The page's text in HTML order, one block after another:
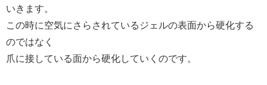
いきます。
この時に空気にさらされているジェルの表面から硬化する
のではなく
爪に接している面から硬化していくのです。